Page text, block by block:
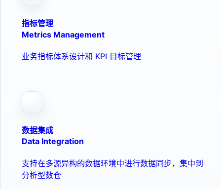
指标管理
Metrics Management
业务指标体系设计和 KPI 目标管理
数据集成
Data Integration
支持在多源异构的数据环境中进行数据同步，集中到
分析型数仓